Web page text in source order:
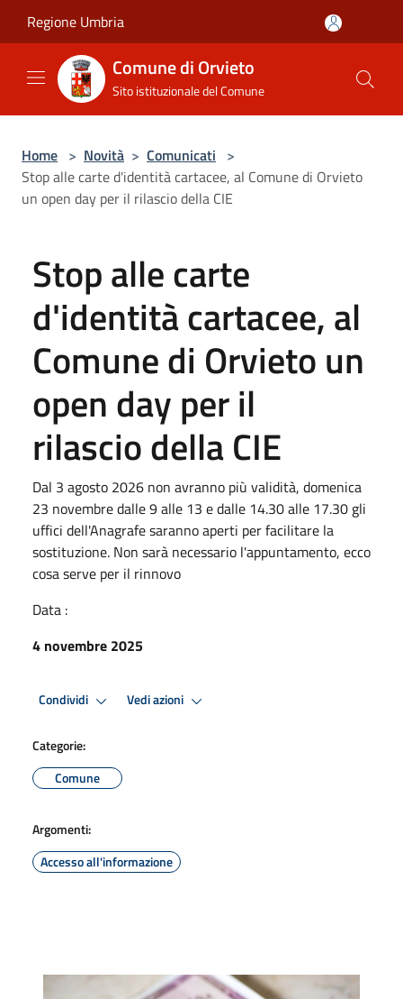
Regione Umbria
Comune di Orvieto
Sito istituzionale del Comune
Home > Novità > Comunicati >
Stop alle carte d'identità cartacee, al Comune di Orvieto
un open day per il rilascio della CIE
Stop alle carte
d'identità cartacee, al
Comune di Orvieto un
open day per il
rilascio della CIE
Dal 3 agosto 2026 non avranno più validità, domenica
23 novembre dalle 9 alle 13 e dalle 14.30 alle 17.30 gli
uffici dell'Anagrafe saranno aperti per facilitare la
sostituzione. Non sarà necessario l'appuntamento, ecco
cosa serve per il rinnovo
Data :
4 novembre 2025
Condividi Vedi azioni
Categorie:
Comune
Argomenti:
Accesso all'informazione